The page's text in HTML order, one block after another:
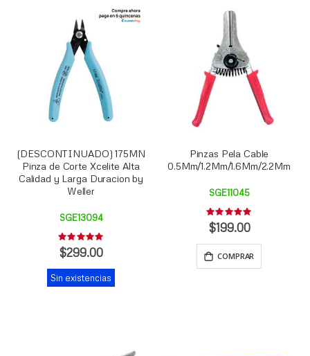
(DESCONTINUADO) 175MN
Pinza de Corte Xcelite Alta
Calidad y Larga Duracion by
Weller
SGE13094
Rating:
0%
$299.00
Sin existencias
Pinzas Pela Cable
0.5Mm/1.2Mm/1.6Mm/2.2Mm
SGE11045
Rating:
0%
$199.00
COMPRAR